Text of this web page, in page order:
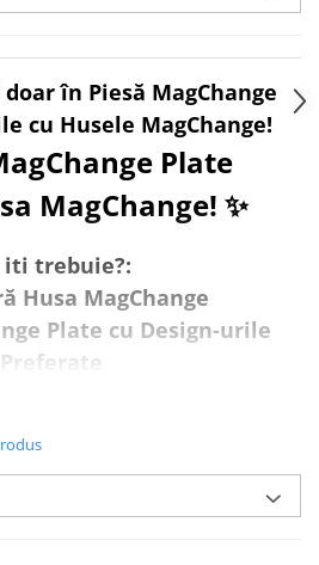
în Piesă MagChange
cu Husele MagChange!
Plate
MagChange! ✨
iti trebuie?:
Husa MagChange
Plate cu Design-urile
Preferate
se atașează ferm de
prin magnetii MagSafe,